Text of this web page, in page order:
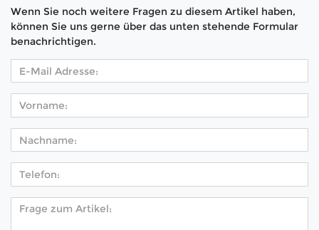
Wenn Sie noch weitere Fragen zu diesem Artikel haben,
können Sie uns gerne über das unten stehende Formular
benachrichtigen.